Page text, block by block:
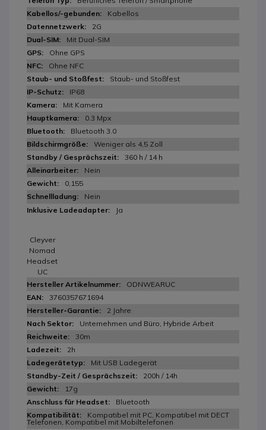
Kabellos
2G
Mit Dual-SIM
Ohne GPS
Ohne NFC
Staub- und Stoßfest
IP68
Mit Kamera
0.3 Mpx
Bluetooth 3.0
Weniger als 4,5 Zoll
360 h / 14 h
Nein
0,155
Nein
Ja
Cleyver
Nomad
Headset
UC
ODNWEARUC
3760357671694
2 Jahre
Unternehmen und Büro, Hybride Arbeit
30m
2h
Mit USB Ladegerät
200h / 14h
17g
Bluetooth
Kompatibel mit PC, Kompatibel mit DECT
Telefonen, Kompatibel mit Mobiltelefonen